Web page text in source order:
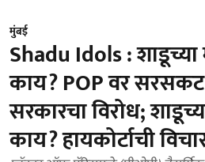
मुंबई
Shadu Idols :
काय? POP वर सरसकट
सरकारचा विरोध;
काय? हायकोर्टाची